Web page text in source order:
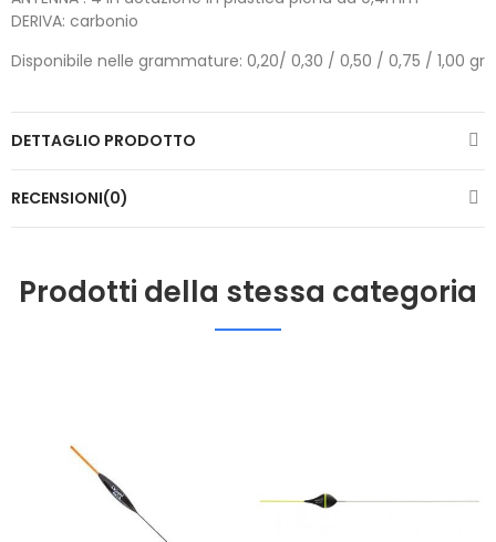
DERIVA: carbonio
Disponibile nelle grammature: 0,20/ 0,30 / 0,50 / 0,75 / 1,00 gr
DETTAGLIO PRODOTTO
RECENSIONI(0)
Prodotti della stessa categoria